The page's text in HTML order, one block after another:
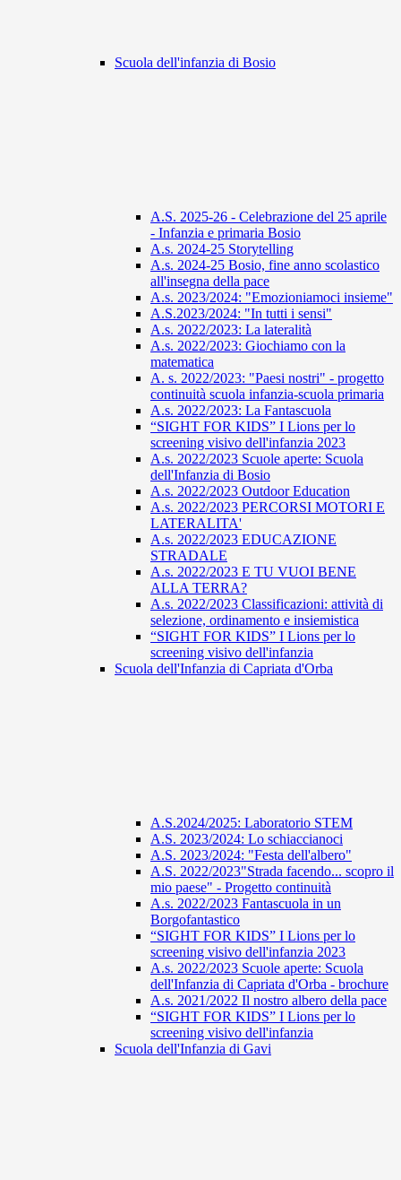
Scuola dell'infanzia di Bosio
A.S. 2025-26 - Celebrazione del 25 aprile
- Infanzia e primaria Bosio
A.s. 2024-25 Storytelling
A.s. 2024-25 Bosio, fine anno scolastico
all'insegna della pace
A.s. 2023/2024: "Emozioniamoci insieme"
A.S.2023/2024: "In tutti i sensi"
A.s. 2022/2023: La lateralità
A.s. 2022/2023: Giochiamo con la
matematica
A. s. 2022/2023: "Paesi nostri" - progetto
continuità scuola infanzia-scuola primaria
A.s. 2022/2023: La Fantascuola
“SIGHT FOR KIDS” I Lions per lo
screening visivo dell'infanzia 2023
A.s. 2022/2023 Scuole aperte: Scuola
dell'Infanzia di Bosio
A.s. 2022/2023 Outdoor Education
A.s. 2022/2023 PERCORSI MOTORI E
LATERALITA'
A.s. 2022/2023 EDUCAZIONE
STRADALE
A.s. 2022/2023 E TU VUOI BENE
ALLA TERRA?
A.s. 2022/2023 Classificazioni: attività di
selezione, ordinamento e insiemistica
“SIGHT FOR KIDS” I Lions per lo
screening visivo dell'infanzia
Scuola dell'Infanzia di Capriata d'Orba
A.S.2024/2025: Laboratorio STEM
A.S. 2023/2024: Lo schiaccianoci
A.S. 2023/2024: "Festa dell'albero"
A.S. 2022/2023"Strada facendo... scopro il
mio paese" - Progetto continuità
A.s. 2022/2023 Fantascuola in un
Borgofantastico
“SIGHT FOR KIDS” I Lions per lo
screening visivo dell'infanzia 2023
A.s. 2022/2023 Scuole aperte: Scuola
dell'Infanzia di Capriata d'Orba - brochure
A.s. 2021/2022 Il nostro albero della pace
“SIGHT FOR KIDS” I Lions per lo
screening visivo dell'infanzia
Scuola dell'Infanzia di Gavi